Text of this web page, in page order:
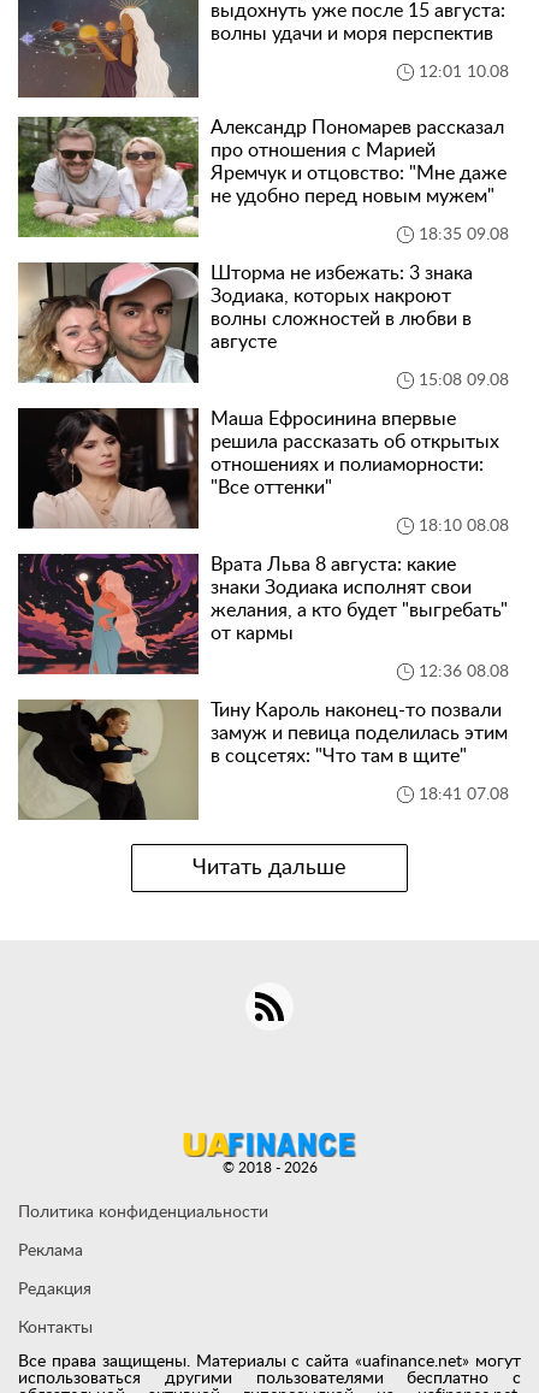
выдохнуть уже после 15 августа:
волны удачи и моря перспектив
12:01 10.08
Александр Пономарев рассказал
про отношения с Марией
Яремчук и отцовство: "Мне даже
не удобно перед новым мужем"
18:35 09.08
Шторма не избежать: 3 знака
Зодиака, которых накроют
волны сложностей в любви в
августе
15:08 09.08
Маша Ефросинина впервые
решила рассказать об открытых
отношениях и полиаморности:
"Все оттенки"
18:10 08.08
Врата Льва 8 августа: какие
знаки Зодиака исполнят свои
желания, а кто будет "выгребать"
от кармы
12:36 08.08
Тину Кароль наконец-то позвали
замуж и певица поделилась этим
в соцсетях: "Что там в щите"
18:41 07.08
Читать дальше
Все права защищены. Материалы с сайта «uafinance.net» могут
использоваться другими пользователями бесплатно с
Политика конфиденциальности
Реклама
Редакция
Контакты
© 2018 - 2026